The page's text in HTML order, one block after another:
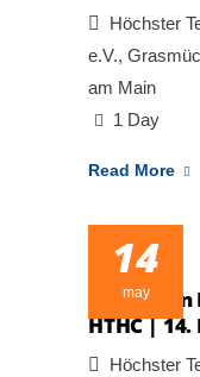
Höchster
e.V.,
am Main
1 Day
Read More
14
may
HTHC | 14.
Höchster